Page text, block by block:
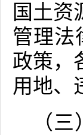
国土资
管理法
政策，
用地、
（